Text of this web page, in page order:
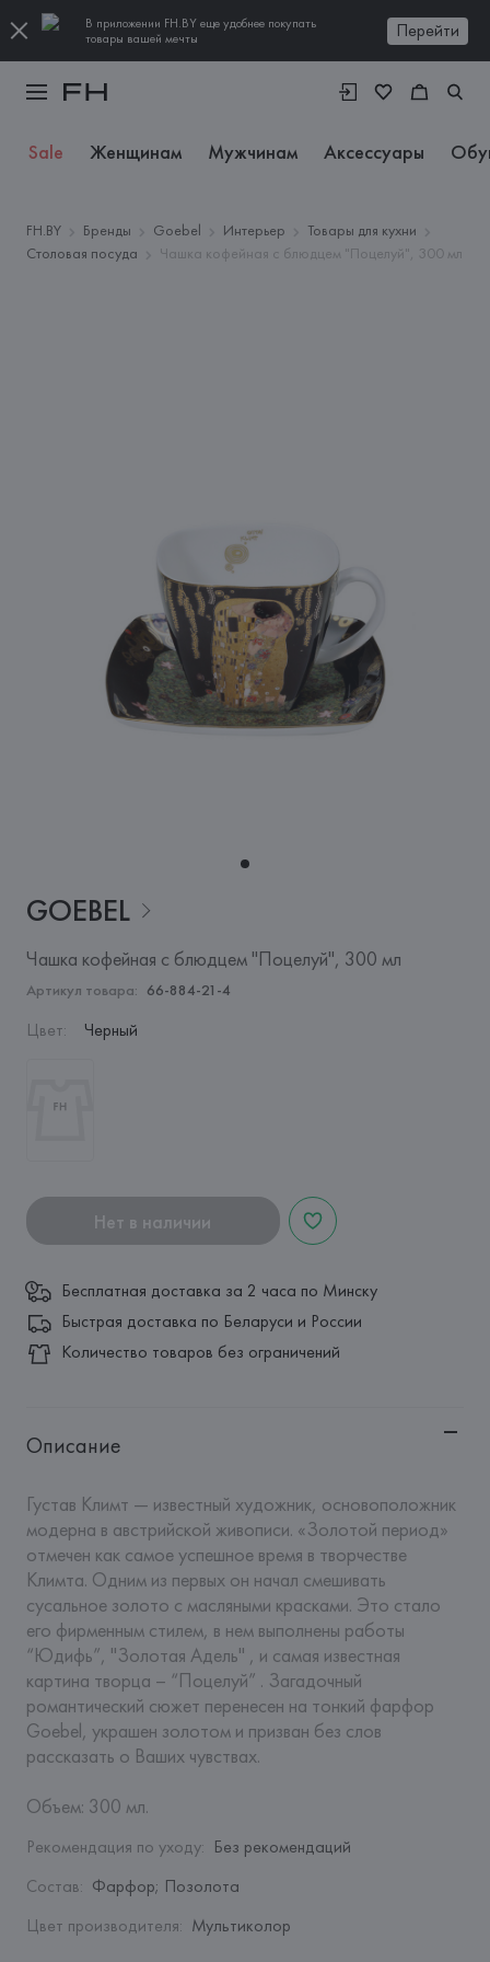
В приложении FH.BY еще удобнее покупать
товары вашей мечты
Перейти
Sale Женщинам Мужчинам Аксессуары
FH.BY Бренды Goebel Интерьер
Товары для кухни
Столовая посуда
Чашка кофейная с блюдцем "Поцелуй", 300 мл
GOEBEL
Чашка кофейная с блюдцем "Поцелуй", 300 мл
Артикул товара: 66-884-21-4
Цвет: Черный
Нет в наличии
Бесплатная доставка за 2 часа по Минску
Быстрая доставка по Беларуси и России
Количество товаров без ограничений
Описание
Густав Климт — известный художник, основоположник
модерна в австрийской живописи. «Золотой период»
отмечен как самое успешное время в творчестве
Климта. Одним из первых он начал смешивать
сусальное золото с масляными красками. Это стало
его фирменным стилем, в нем выполнены работы
“Юдифь”, "Золотая Адель" , и самая известная
картина творца – “Поцелуй” . Загадочный
романтический сюжет перенесен на тонкий фарфор
Goebel, украшен золотом и призван без слов
рассказать о Ваших чувствах.
Объем: 300 мл.
Рекомендация по уходу: Без рекомендаций
Состав: Фарфор; Позолота
Цвет производителя: Мультиколор